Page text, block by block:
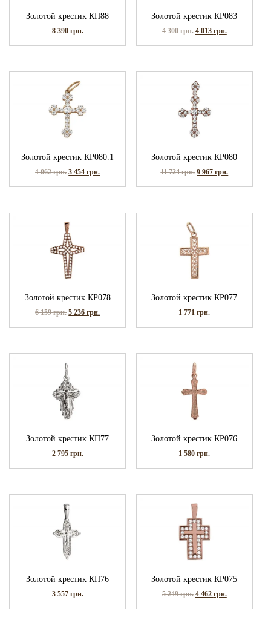
Золотой крестик КП88
8 390 грн.
Золотой крестик КР083
4 300грн. 4 013 грн.
Золотой крестик КР080.1
4 062грн. 3 454грн.
Золотой крестик КР080
11 724грн. 9 967грн.
Золотой крестик КР078
6 159грн. 5 236грн.
Золотой крестик КР077
1 771грн.
Золотой крестик КП77
2 795 грн.
Золотой крестик КР076
1 580грн.
Золотой крестик КП76
3 557 грн.
Золотой крестик КР075
5 249грн. 4 462 грн.